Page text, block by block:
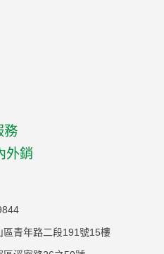
務
外銷
青年路二段191號15樓